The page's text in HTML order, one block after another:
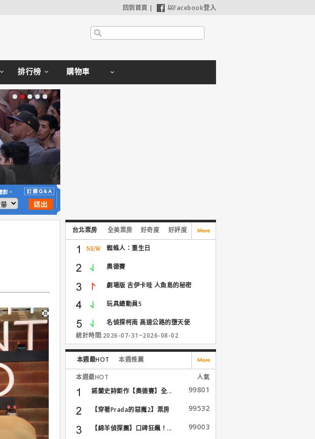
回到首頁 | 以Facebook登入
排行榜 購物車
台北票房 全美票房 好奇度 好評度
蜘蛛人：重生日
奧德賽
劇場版 吉伊卡哇 人魚島的秘密
玩具總動員5
名偵探柯南 高速公路的墮天使
統計時間:2026-07-31~2026-08-02
本週最HOT 本週推薦
本週最HOT
人氣
諾蘭史詩鉅作【奧德賽】全...
99801
【穿著Prada的惡魔2】票房
99532
【綿羊偵探團】口碑狂飆！... 99003